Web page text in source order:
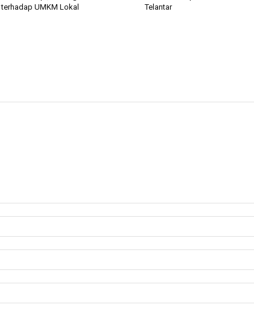
terhadap UMKM Lokal
Telantar